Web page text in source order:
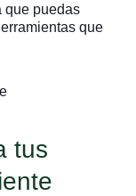
que puedas
que
tus